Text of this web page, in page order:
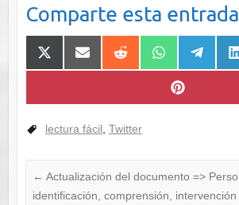
Comparte esta
lectura fácil Twitter
← Actualización del documento =>
identificación, comprensión, intervención